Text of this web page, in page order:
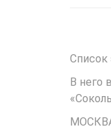
Список
В него